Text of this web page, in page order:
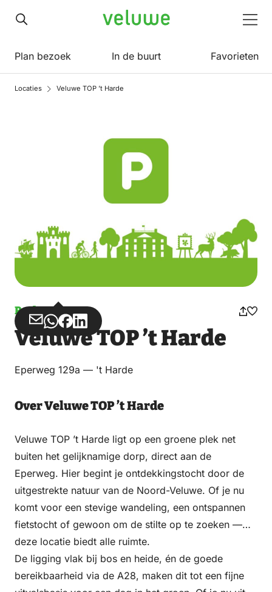
Veluwe
Plan bezoek In de buurt Favorieten
Locaties Veluwe TOP ’t Harde
Parkeren
Deel
via
Deel
via
Deel
op
Deel
op
Veluwe TOP ’t Harde
Eperweg 129a — 't Harde
Over Veluwe TOP ’t Harde
Veluwe TOP ’t Harde ligt op een groene plek net
buiten het gelijknamige dorp, direct aan de
Eperweg. Hier begint je ontdekkingstocht door de
uitgestrekte natuur van de Noord-Veluwe. Of je nu
komt voor een stevige wandeling, een ontspannen
fietstocht of gewoon om de stilte op te zoeken —
deze locatie biedt alle ruimte.
De ligging vlak bij bos en heide, én de goede
bereikbaarheid via de A28, maken dit tot een fijne